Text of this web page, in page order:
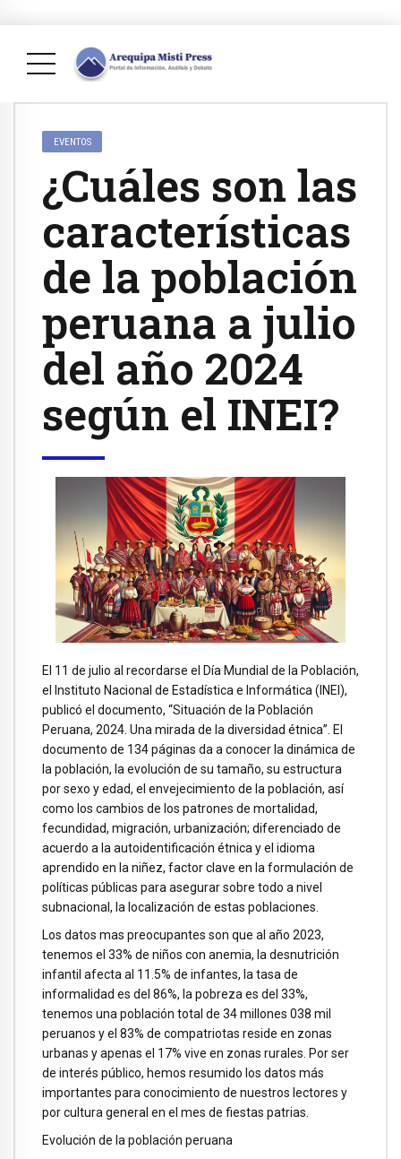
EVENTOS
¿Cuáles son las
características
de la población
peruana a julio
del año 2024
según el INEI?
El 11 de julio al recordarse el Día Mundial de la Población,
el Instituto Nacional de Estadística e Informática (INEI),
publicó el documento, “Situación de la Población
Peruana, 2024. Una mirada de la diversidad étnica”. El
documento de 134 páginas da a conocer la dinámica de
la población, la evolución de su tamaño, su estructura
por sexo y edad, el envejecimiento de la población, así
como los cambios de los patrones de mortalidad,
fecundidad, migración, urbanización; diferenciado de
acuerdo a la autoidentificación étnica y el idioma
aprendido en la niñez, factor clave en la formulación de
políticas públicas para asegurar sobre todo a nivel
subnacional, la localización de estas poblaciones.
Los datos mas preocupantes son que al año 2023,
tenemos el 33% de niños con anemia, la desnutrición
infantil afecta al 11.5% de infantes, la tasa de
informalidad es del 86%, la pobreza es del 33%,
tenemos una población total de 34 millones 038 mil
peruanos y el 83% de compatriotas reside en zonas
urbanas y apenas el 17% vive en zonas rurales. Por ser
de interés público, hemos resumido los datos más
importantes para conocimiento de nuestros lectores y
por cultura general en el mes de fiestas patrias.
Evolución de la población peruana